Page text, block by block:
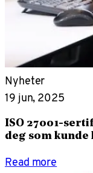
Nyheter
19 jun, 2025
ISO 27001-
deg som kunde
Read more